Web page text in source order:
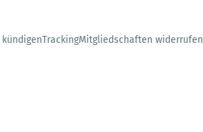
TrackingMitgliedschaften widerrufen